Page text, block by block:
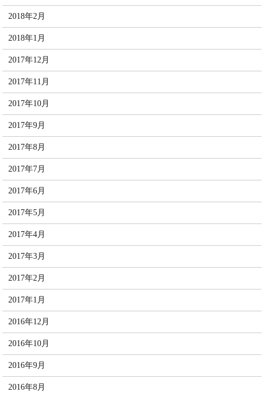
2018年2月
2018年1月
2017年12月
2017年11月
2017年10月
2017年9月
2017年8月
2017年7月
2017年6月
2017年5月
2017年4月
2017年3月
2017年2月
2017年1月
2016年12月
2016年10月
2016年9月
2016年8月